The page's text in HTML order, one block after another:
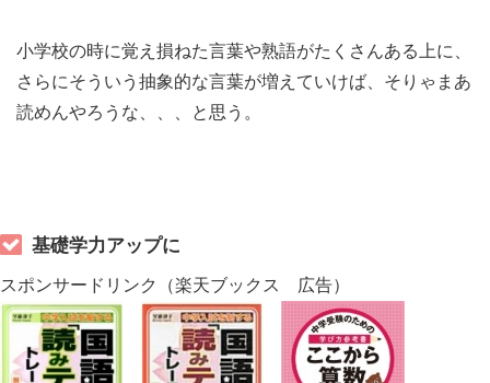
小学校の時に覚え損ねた言葉や熟語がたくさんある上に、
さらにそういう抽象的な言葉が増えていけば、そりゃまあ
読めんやろうな、、、と思う。
基礎学力アップに
スポンサードリンク（楽天ブックス 広告）